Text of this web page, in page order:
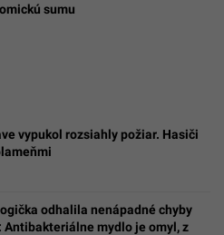
sumu
vypukol rozsiahly požiar. Hasiči
odhalila nenápadné chyby
Antibakteriálne mydlo je omyl, z